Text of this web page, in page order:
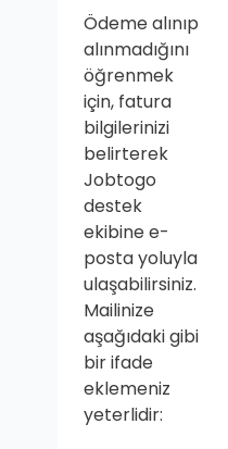
Ödeme alınıp
alınmadığını
öğrenmek
için, fatura
bilgilerinizi
belirterek
Jobtogo
destek
ekibine e-
posta yoluyla
ulaşabilirsiniz.
Mailinize
aşağıdaki gibi
bir ifade
eklemeniz
yeterlidir: